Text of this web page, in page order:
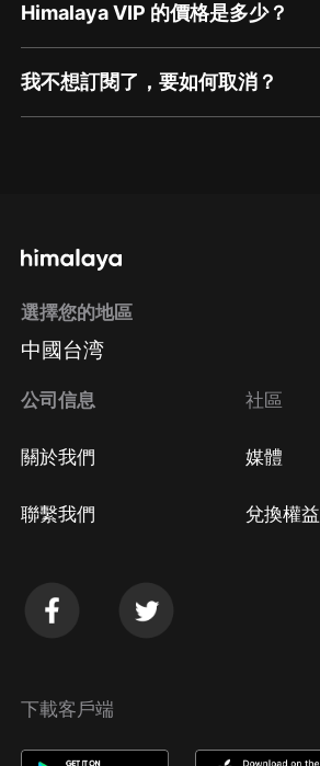
Himalaya VIP 的價格是多少？
我不想訂閱了，要如何取消？
方法 Google Play取消訂閱方法
選擇您的地區
中國台湾
公司信息
關於我們
聯繫我們
社區
媒體
兌換權益
下載客戶端